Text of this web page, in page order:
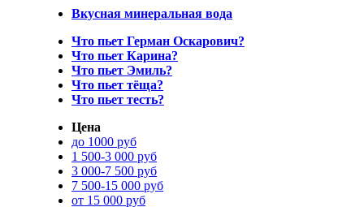
Вкусная минеральная вода
Что пьет Герман Оскарович?
Что пьет Карина?
Что пьет Эмиль?
Что пьет тёща?
Что пьет тесть?
Цена
до 1000 руб
1 500-3 000 руб
3 000-7 500 руб
7 500-15 000 руб
от 15 000 руб